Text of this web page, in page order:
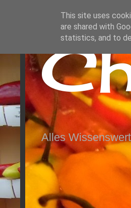
Alles
This site uses
are shared with
statistics, and to